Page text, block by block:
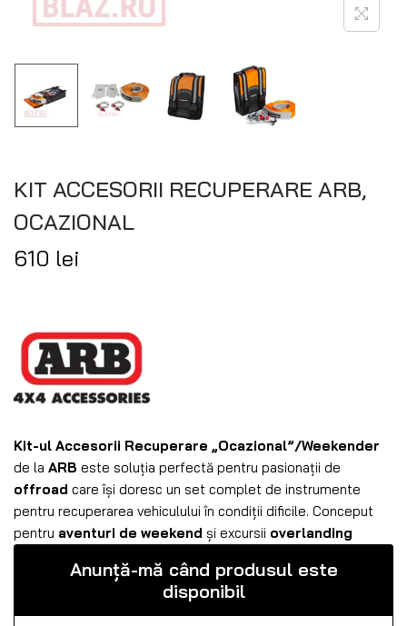
KIT ACCESORII RECUPERARE ARB,
OCAZIONAL
610 lei
Kit-ul Accesorii Recuperare „Ocazional”/Weekender
de la ARB este soluția perfectă pentru pasionații de
offroad care își doresc un set complet de instrumente
pentru recuperarea vehiculului în condiții dificile. Conceput
pentru aventuri de weekend și excursii overlanding
Anunță-mă când produsul este
disponibil